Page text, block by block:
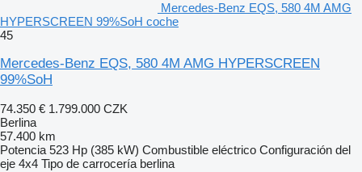
Mercedes-Benz EQS, 580 4M AMG
HYPERSCREEN 99%SoH coche
45
Mercedes-Benz EQS, 580 4M AMG HYPERSCREEN
99%SoH
74.350 € 1.799.000 CZK
Berlina
57.400 km
Potencia 523 Hp (385 kW) Combustible eléctrico Configuración del
eje 4x4 Tipo de carrocería berlina